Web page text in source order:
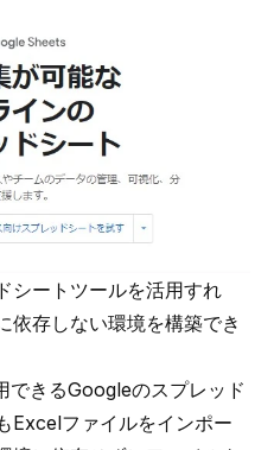
シートツールを活用すれ
依存しない環境を構築でき
できるGoogleのスプレッド
Excelファイルをインポー